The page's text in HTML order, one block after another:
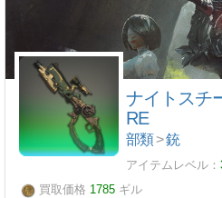
ナイトスチ
RE
部類>銃
アイテムレベル：
買取価格 1785 ギル